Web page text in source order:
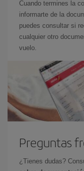
Cuando termines la
informarte de la
puedes consultar si
cualquier otro
vuelo.
Preguntas
¿Tienes dudas?